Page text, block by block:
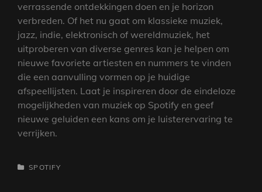
verrassende ontdekkingen doen en je horizon
verbreden. Of het nu gaat om klassieke muziek,
jazz, indie, elektronisch of wereldmuziek, het
uitproberen van diverse genres kan je helpen om
nieuwe favoriete artiesten en nummers te vinden
die een aanvulling vormen op je huidige
afspeellijsten. Laat je inspireren door de eindeloze
mogelijkheden van muziek op Spotify en geef
nieuwe geluiden een kans om je luisterervaring te
verrijken.
CATEGORIEËN
SPOTIFY